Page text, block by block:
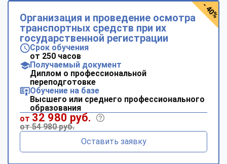
Организация и проведение осмотра
транспортных средств при их
государственной регистрации
Срок обучения
от 250 часов
Получаемый документ
Диплом о профессиональной
переподготовке
Обучение на базе
Высшего или среднего профессионального
образования
от 32 980 руб.
от 54 980 руб.
Оставить заявку
- 40%